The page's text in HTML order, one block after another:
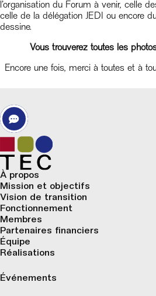
l’organisation du Forum à venir, celle
celle de la délégation JEDI ou encore
dessine.
Vous trouverez toutes les
Encore une fois, merci à toutes et à
À propos
Mission et objectifs
Vision de transition
Fonctionnement
Membres
Partenaires financiers
Équipe
Réalisations
Événements